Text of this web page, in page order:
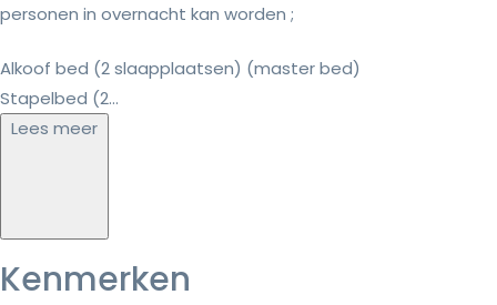
personen in overnacht kan worden ;
Alkoof bed (2 slaapplaatsen) (master bed)
Stapelbed (2...
Lees meer
Kenmerken